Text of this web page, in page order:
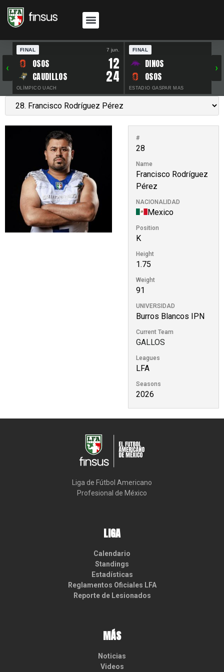
‹
FINAL 7 jun.
OSOS 12
CAUDILLOS 24
OLÍMPICO UACH
FINAL
DINOS
OSOS
ESTADIO GASPAR MAS
›
#
28
Name
Francisco Rodríguez
Pérez
NACIONALIDAD
Mexico
Position
K
Height
1.75
Weight
91
UNIVERSIDAD
Burros Blancos IPN
Current Team
GALLOS
Leagues
LFA
Seasons
2026
Liga de Fútbol Americano
Profesional de México
LIGA
Calendario
Standings
Estadísticas
Reglamentos Oficiales LFA
Reporte de Lesionados
MÁS
Noticias
Videos